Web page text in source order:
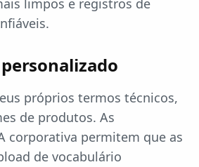
limpos e registros de
próprios termos técnicos,
de produtos. As
corporativa permitem que as
de vocabulário